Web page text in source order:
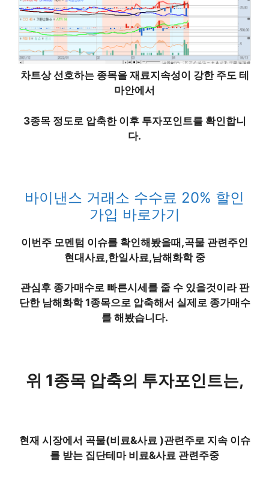
차트상 선호하는 종목을 재료지속성이 강한 주도 테
마안에서
3종목 정도로 압축한 이후 투자포인트를 확인합니
다.
바이낸스 거래소 수수료 20% 할인
가입 바로가기
이번주 모멘텀 이슈를 확인해봤을때,곡물 관련주인
현대사료,한일사료,남해화학 중
관심후 종가매수로 빠른시세를 줄 수 있을것이라 판
단한남해화학1종목으로 압축해서 실제로 종가매수
를 해봤습니다.
위 1종목 압축의 투자포인트는,
현재 시장에서 곡물(비료&사료 )관련주로 지속 이슈
를 받는 집단테마 비료&사료 관련주중